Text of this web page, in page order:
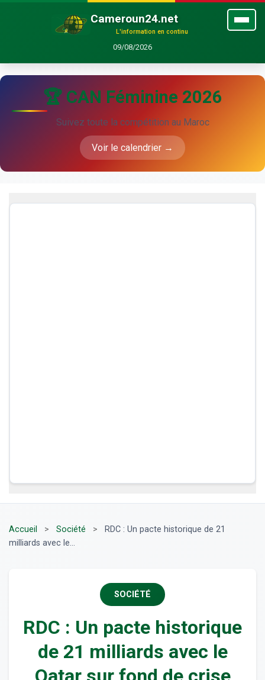
Cameroun24.net
L'information en continu
09/08/2026
🏆 CAN Féminine 2026
Suivez toute la compétition au Maroc
Voir le calendrier →
Accueil > Société >
RDC : Un pacte historique de 21
milliards avec le...
SOCIÉTÉ
RDC : Un pacte historique
de 21 milliards avec le